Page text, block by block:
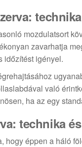
mozdulatsort
zavarhatja
időzítést igényel.
való
ha az egy
technika
hogy éppen a háló